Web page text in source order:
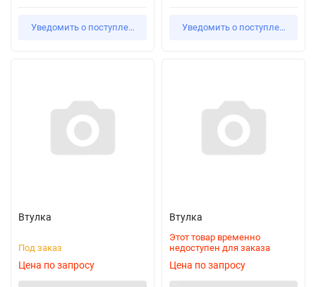
Уведомить о поступлении Уведомить о поступлении
Втулка
Под заказ
Цена по запросу
Втулка
Этот товар временно
недоступен для заказа
Цена по запросу